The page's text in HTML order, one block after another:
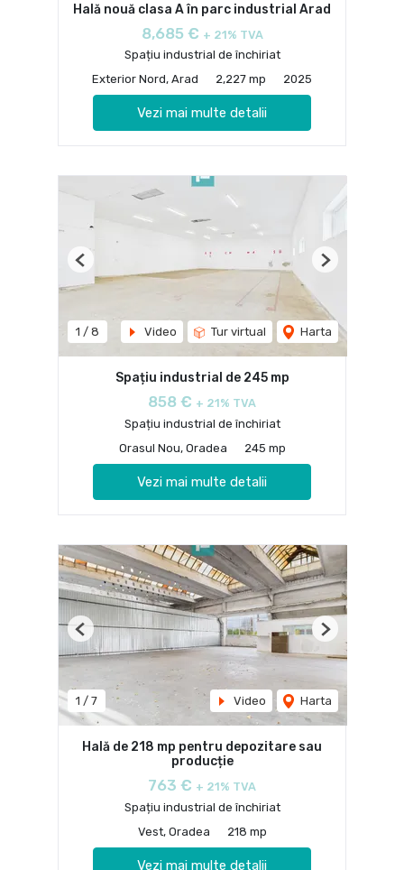
Hală nouă clasa A în parc industrial Arad
8,685 € + 21% TVA
Spațiu industrial de închiriat
Exterior Nord, Arad
2,227 mp 2025
Vezi mai multe detalii
1 / 8 Video Tur virtual Harta
Previous Next
Spațiu industrial de 245 mp
858 € + 21% TVA
Spațiu industrial de închiriat
Orasul Nou, Oradea
245 mp
Vezi mai multe detalii
1 / 7 Video Harta
Previous Next
Hală de 218 mp pentru depozitare sau
producție
763 € + 21% TVA
Spațiu industrial de închiriat
Vest, Oradea
218 mp
Vezi mai multe detalii